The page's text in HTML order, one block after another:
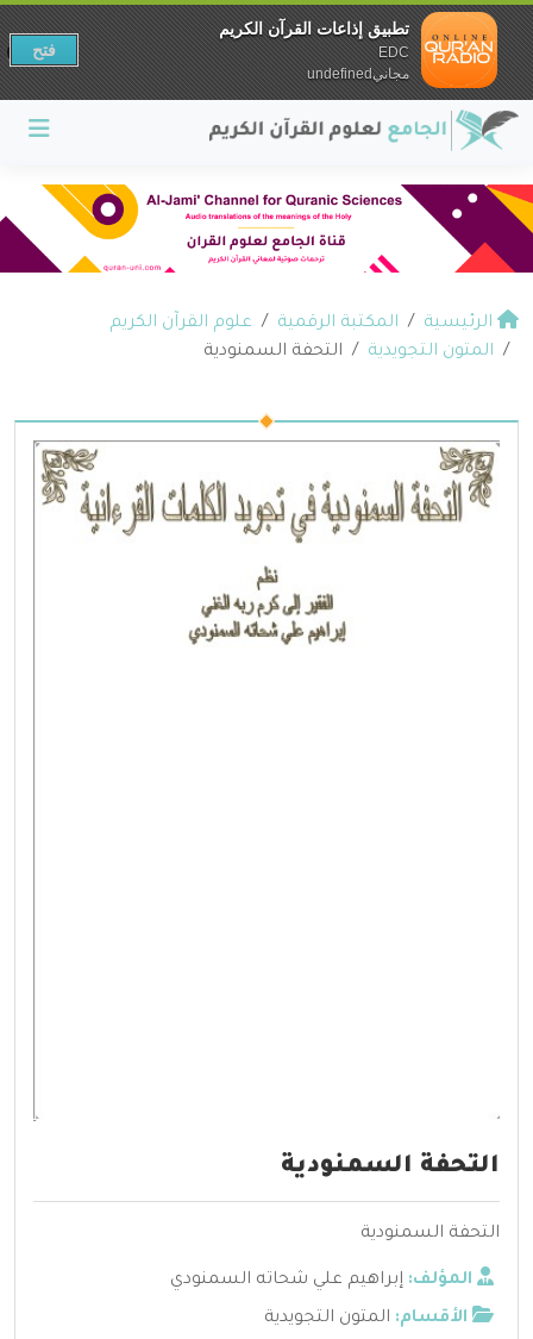
الرئيسية المكتبة الرقمية
علوم القرآن الكريم
المتون التجويدية
التحفة السمنودية
التحفة السمنودية
التحفة السمنودية
المؤلف: إبراهيم علي شحاته السمنودي
الأقسام: المتون التجويدية
تطبيق إذاعات القرآن الكريم
EDC
مجانيundefined
فتح